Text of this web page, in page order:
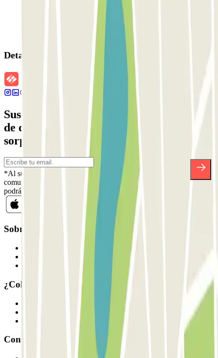
Detalles de la reserva
Suscríbete a nuestra newsletter y entérate
de descuentos, sorteos y otras muchas
sorpresas.
*Al suscribirte aceptas nuestra Política de Privacidad para recibir
comunicaciones comerciales de Parclick. Sin ningún compromiso,
podrás darte de baja cuando quieras en la misma newsletter.
Sobre Parclick
¿Colaboramos?
Proveedor de parking
Contacto